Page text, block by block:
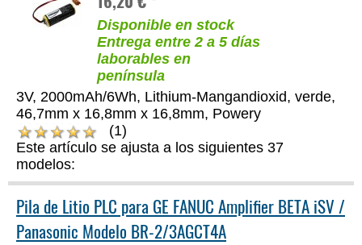
Disponible en stock
Entrega entre 2 a 5 días
laborables en
península
3V, 2000mAh/6Wh, Lithium-Mangandioxid, verde,
46,7mm x 16,8mm x 16,8mm, Powery
(1)
Este artículo se ajusta a los siguientes 37
modelos:
Pila de Litio PLC para GE FANUC Amplifier BETA iSV /
Panasonic Modelo BR-2/3AGCT4A